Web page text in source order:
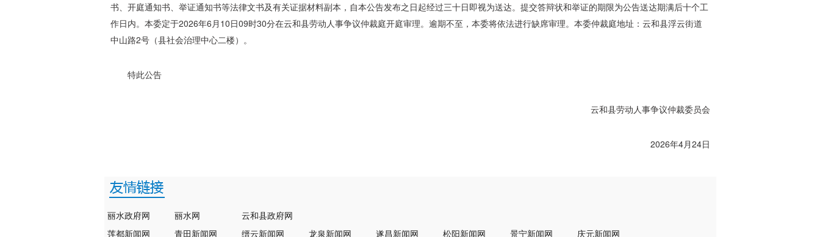
书、开庭通知书、举证通知书等法律文书及有关证据材料副本，自本公告发布之日起经过三十日即视为送达。提交答辩状和举证的期限为公告送达期满后十个工
作日内。本委定于2026年6月10日09时30分在云和县劳动人事争议仲裁庭开庭审理。逾期不至，本委将依法进行缺席审理。本委仲裁庭地址：云和县浮云街道
中山路2号（县社会治理中心二楼）。
特此公告
云和县劳动人事争议仲裁委员会
2026年4月24日
丽水政府网 丽水网
云和县政府网
莲都新闻网
青田新闻网 缙云新闻网 龙泉新闻网 遂昌新闻网 松阳新闻网 景宁新闻网 庆元新闻网